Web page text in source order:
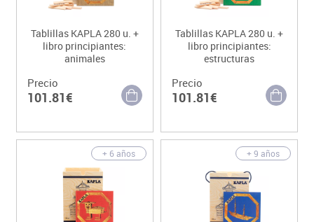
Tablillas KAPLA 280 u. +
libro principiantes:
animales
Precio
101.81€
Tablillas KAPLA 280 u. +
libro principiantes:
estructuras
Precio
101.81€
+ 6 años + 9 años